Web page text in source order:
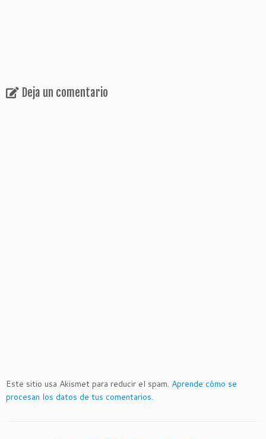
Deja un comentario
Este sitio usa Akismet para reducir el spam. Aprende cómo se
procesan los datos de tus comentarios.